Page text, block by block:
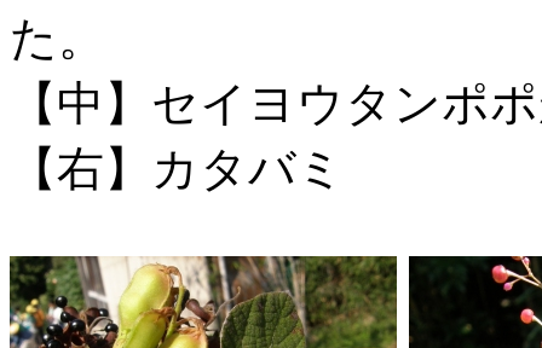
た。
【中】セイヨウタンポ
【右】カタバミ